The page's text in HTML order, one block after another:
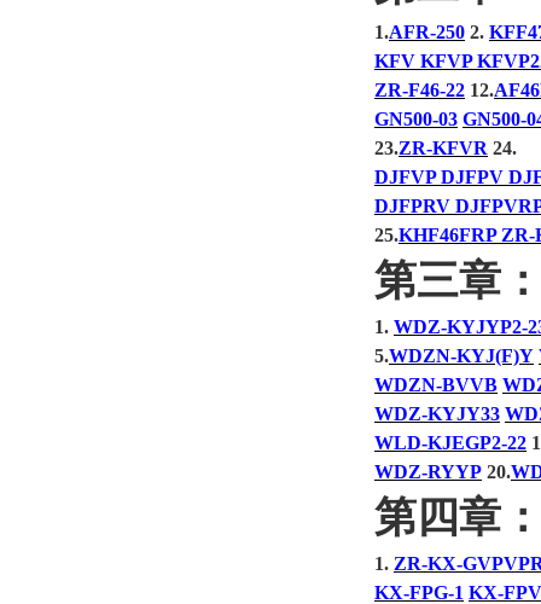
1.AFR-250 2.
KFV KFVP
ZR-F46-22 12.
GN500-03 GN500-
23.ZR-KFVR 24.
DJFVP DJFPV
DJFPRV
25.KHF46FRP ZR-
第三章
1. WDZ-KYJYP2-
5.WDZN-KYJ(F)Y
WDZN-BVVB
WDZ-KYJY33
WLD-KJEGP2-22
WDZ-RYYP 20.
第四章
1. ZR-KX-
KX-FPG-1 KX-